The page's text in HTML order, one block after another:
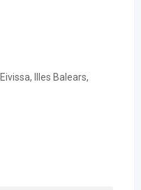
Illes Balears,